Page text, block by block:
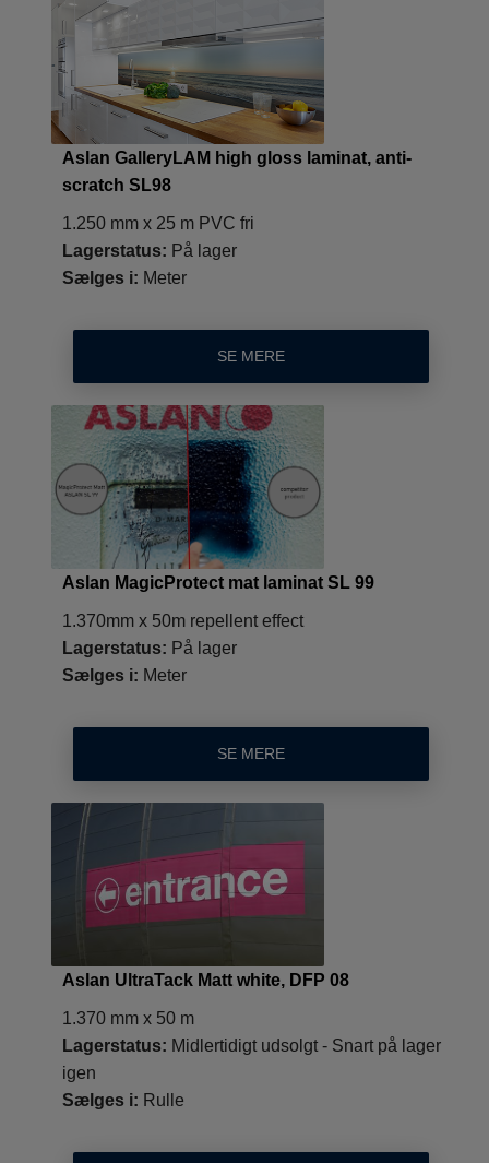
Aslan GalleryLAM high gloss laminat, anti-
scratch SL98
1.250 mm x 25 m PVC fri
Lagerstatus: På lager
Sælges i: Meter
SE MERE
Aslan MagicProtect mat laminat SL 99
1.370mm x 50m repellent effect
Lagerstatus: På lager
Sælges i: Meter
SE MERE
Aslan UltraTack Matt white, DFP 08
1.370 mm x 50 m
Lagerstatus: Midlertidigt udsolgt - Snart på lager
igen
Sælges i: Rulle